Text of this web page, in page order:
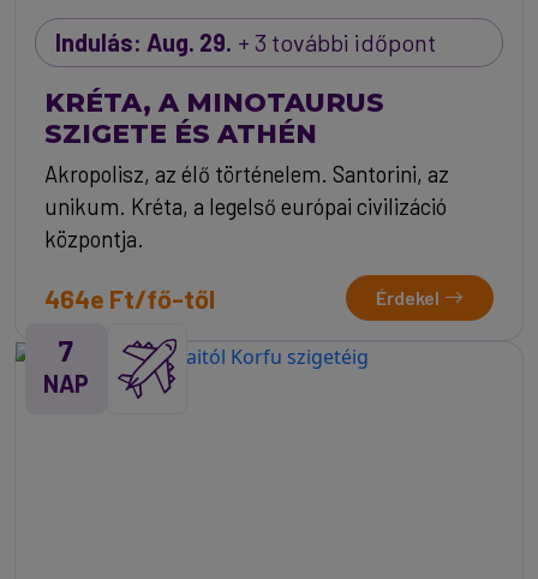
Indulás: Aug. 29. + 3 további időpont
KRÉTA, A MINOTAURUS
SZIGETE ÉS ATHÉN
Akropolisz, az élő történelem. Santorini, az
unikum. Kréta, a legelső európai civilizáció
központja.
464e Ft/fő-től Érdekel
7
NAP